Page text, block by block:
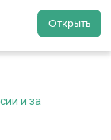
Открыть
Регистрация
и за